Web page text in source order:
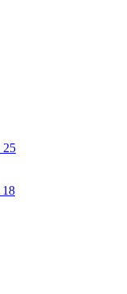
25
18